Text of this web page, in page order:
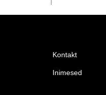
Kontakt
Inimesed